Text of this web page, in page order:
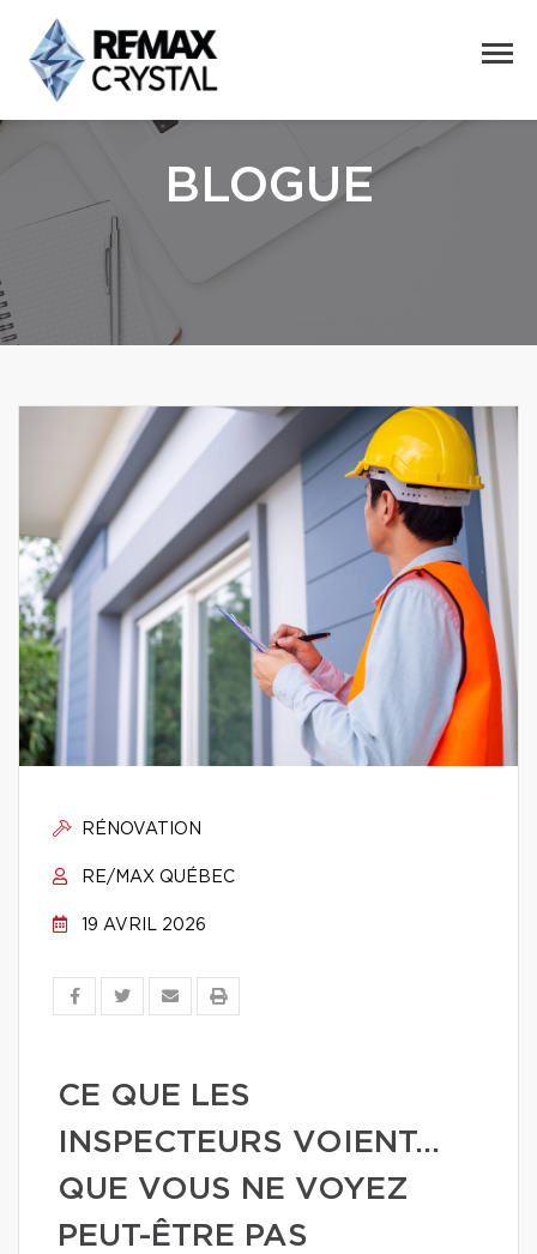
BLOGUE
RÉNOVATION
RE/MAX QUÉBEC
19 AVRIL 2026
CE QUE LES
INSPECTEURS VOIENT…
QUE VOUS NE VOYEZ
PEUT-ÊTRE PAS